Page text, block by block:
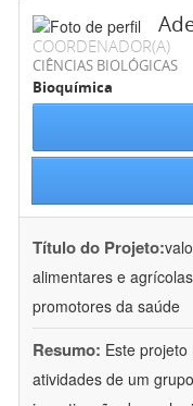
COORDENADOR(A)
CIÊNCIAS BIOLÓGICAS
Bioquímica
Título do Projeto:
alimentares e
promotores da saúde
Resumo: Este
atividades de um